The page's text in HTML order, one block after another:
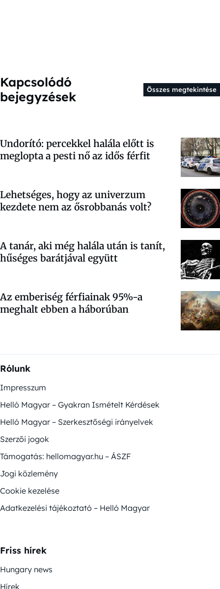
Kapcsolódó
bejegyzések
Összes megtekintése
Undorító: percekkel halála előtt is
meglopta a pesti nő az idős férfit
Lehetséges, hogy az univerzum
kezdete nem az ősrobbanás volt?
A tanár, aki még halála után is tanít,
hűséges barátjával együtt
Az emberiség férfiainak 95%-a
meghalt ebben a háborúban
Rólunk
Impresszum
Helló Magyar – Gyakran Ismételt Kérdések
Helló Magyar – Szerkesztőségi irányelvek
Szerzői jogok
Támogatás: hellomagyar.hu – ÁSZF
Jogi közlemény
Cookie kezelése
Adatkezelési tájékoztató – Helló Magyar
Friss hírek
Hungary news
Hírek